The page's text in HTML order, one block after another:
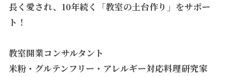
長く愛され、10年続く
「教室の土台作り」をサポー
ト！
教室開業コンサルタント
米粉・グルテンフリー・アレルギー対応料理研究家